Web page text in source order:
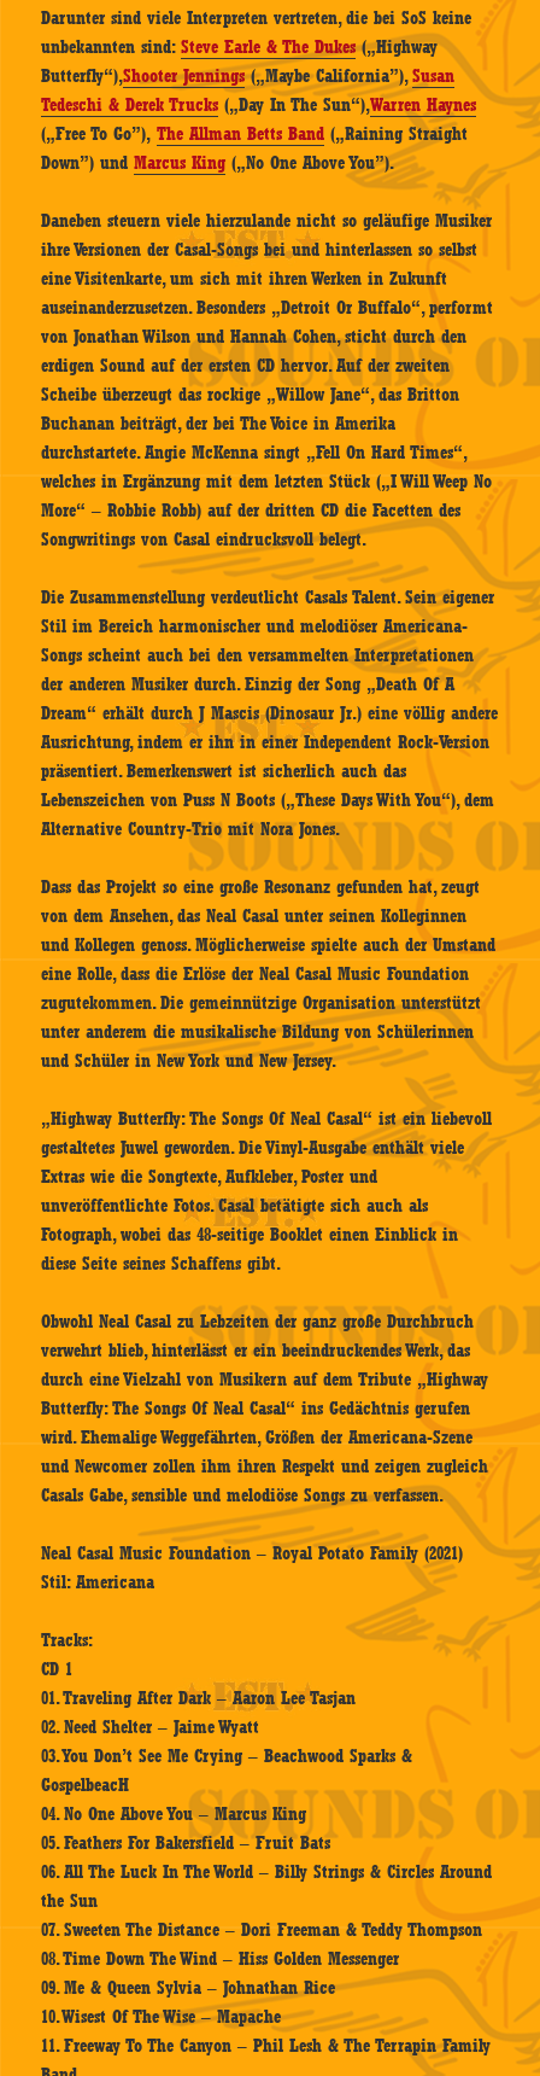
Darunter sind viele Interpreten vertreten, die bei SoS keine
unbekannten sind:Steve Earle & The Dukes(„Highway
Butterfly“),Shooter Jennings(„Maybe California”),Susan
Tedeschi & Derek Trucks („Day In The Sun“),Warren Haynes
(„Free To Go”),The Allman Betts Band („Raining Straight
Down”) undMarcus King („No One Above You”).
Daneben steuern viele hierzulande nicht so geläufige Musiker
ihre Versionen der Casal-Songs bei und hinterlassen so selbst
eine Visitenkarte, um sich mit ihren Werken in Zukunft
auseinanderzusetzen. Besonders „Detroit Or Buffalo“, performt
von Jonathan Wilson und Hannah Cohen, sticht durch den
erdigen Sound auf der ersten CD hervor. Auf der zweiten
Scheibe überzeugt das rockige „Willow Jane“, das Britton
Buchanan beiträgt, der bei The Voice in Amerika
durchstartete. Angie McKenna singt „Fell On Hard Times“,
welches in Ergänzung mit dem letzten Stück („I Will Weep No
More“ – Robbie Robb) auf der dritten CD die Facetten des
Songwritings von Casal eindrucksvoll belegt.
Die Zusammenstellung verdeutlicht Casals Talent. Sein eigener
Stil im Bereich harmonischer und melodiöser Americana-
Songs scheint auch bei den versammelten Interpretationen
der anderen Musiker durch. Einzig der Song „Death Of A
Dream“ erhält durch J Mascis (Dinosaur Jr.) eine völlig andere
Ausrichtung, indem er ihn in einer Independent Rock-Version
präsentiert. Bemerkenswert ist sicherlich auch das
Lebenszeichen von Puss N Boots („These Days With You“), dem
Alternative Country-Trio mit Nora Jones.
Dass das Projekt so eine große Resonanz gefunden hat, zeugt
von dem Ansehen, das Neal Casal unter seinen Kolleginnen
und Kollegen genoss. Möglicherweise spielte auch der Umstand
eine Rolle, dass die Erlöse der Neal Casal Music Foundation
zugutekommen. Die gemeinnützige Organisation unterstützt
unter anderem die musikalische Bildung von Schülerinnen
und Schüler in New York und New Jersey.
„Highway Butterfly: The Songs Of Neal Casal“ ist ein liebevoll
gestaltetes Juwel geworden. Die Vinyl-Ausgabe enthält viele
Extras wie die Songtexte, Aufkleber, Poster und
unveröffentlichte Fotos. Casal betätigte sich auch als
Fotograph, wobei das 48-seitige Booklet einen Einblick in
diese Seite seines Schaffens gibt.
Obwohl Neal Casal zu Lebzeiten der ganz große Durchbruch
verwehrt blieb, hinterlässt er ein beeindruckendes Werk, das
durch eine Vielzahl von Musikern auf dem Tribute „Highway
Butterfly: The Songs Of Neal Casal“ ins Gedächtnis gerufen
wird. Ehemalige Weggefährten, Größen der Americana-Szene
und Newcomer zollen ihm ihren Respekt und zeigen zugleich
Casals Gabe, sensible und melodiöse Songs zu verfassen.
Neal Casal Music Foundation – Royal Potato Family (2021)
Stil: Americana
Tracks:
CD 1
01. Traveling After Dark – Aaron Lee Tasjan
02. Need Shelter – Jaime Wyatt
03. You Don’t See Me Crying – Beachwood Sparks &
GospelbeacH
04. No One Above You – Marcus King
05. Feathers For Bakersfield – Fruit Bats
06. All The Luck In The World – Billy Strings & Circles Around
the Sun
07. Sweeten The Distance – Dori Freeman & Teddy Thompson
08. Time Down The Wind – Hiss Golden Messenger
09. Me & Queen Sylvia – Johnathan Rice
10. Wisest Of The Wise – Mapache
11. Freeway To The Canyon – Phil Lesh & The Terrapin Family